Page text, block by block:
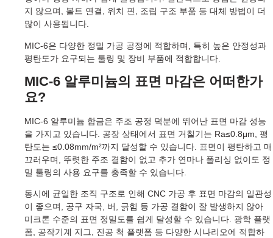
지 않으며, 볼트 연결, 위치 핀, 조립 구조 부품 등 대체 방법이 더
많이 사용됩니다.
MIC-6은 다양한 정밀 가공 공정에 적합하며, 특히 높은 안정성과
평탄도가 요구되는 툴링 및 장비 부품에 적합합니다.
MIC-6 알루미늄의 표면 마감은 어떠한가
요?
MIC-6 알루미늄 합금은 주조 공정 덕분에 뛰어난 표면 마감 성능
을 가지고 있습니다. 공장 상태에서 표면 거칠기는 Ra≤0.8μm, 평
탄도는 ≤0.08mm/m²까지 달성할 수 있습니다. 표면이 평탄하고 매
끄러우며, 뚜렷한 주조 결함이 없고 추가 연마나 폴리싱 없이도 정
밀 툴링의 사용 요구를 충족할 수 있습니다.
동시에 균일한 조직 구조로 인해 CNC 가공 후 표면 마감의 일관성
이 좋으며, 공구 자국, 버, 긁힘 등 가공 결함이 잘 발생하지 않아
미크론 수준의 표면 정밀도를 쉽게 달성할 수 있습니다. 광학 플랫
폼, 공작기계 지그, 진공 척 플랫폼 등 다양한 시나리오에 적합하